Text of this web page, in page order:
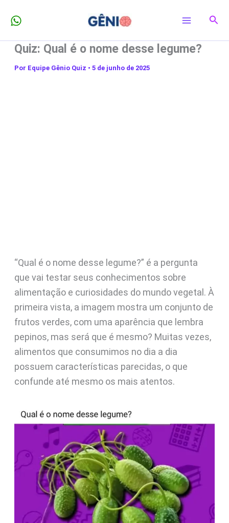
para
conteúdo
Quiz: Qual é o nome desse legume?
Por Equipe Gênio Quiz • 5 de junho de 2025
“Qual é o nome desse legume?” é a pergunta
que vai testar seus conhecimentos sobre
alimentação e curiosidades do mundo vegetal. À
primeira vista, a imagem mostra um conjunto de
frutos verdes, com uma aparência que lembra
pepinos, mas será que é mesmo? Muitas vezes,
alimentos que consumimos no dia a dia
possuem características parecidas, o que
confunde até mesmo os mais atentos.